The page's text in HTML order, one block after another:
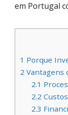
em Portugal
1 Porque
2 Vantagens
2.1
2.2
2.3